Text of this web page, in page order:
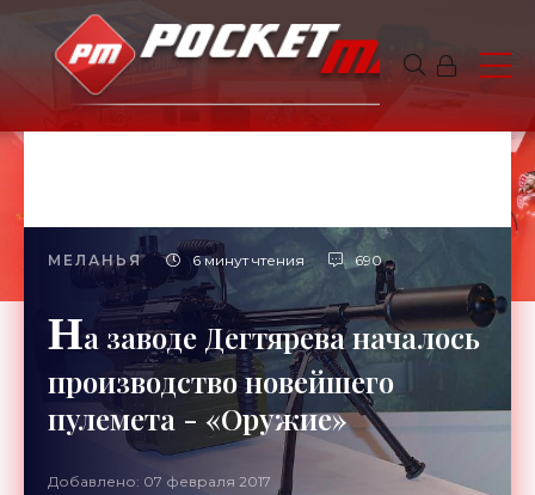
МЕЛАНЬЯ 6 минут чтения 690
На заводе Дегтярева началось
производство новейшего
пулемета - «Оружие»
Добавлено: 07 февраля 2017